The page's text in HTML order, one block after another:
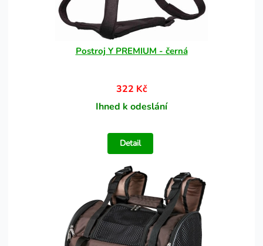
Postroj Y PREMIUM - černá
322 Kč
Ihned k odeslání
Detail